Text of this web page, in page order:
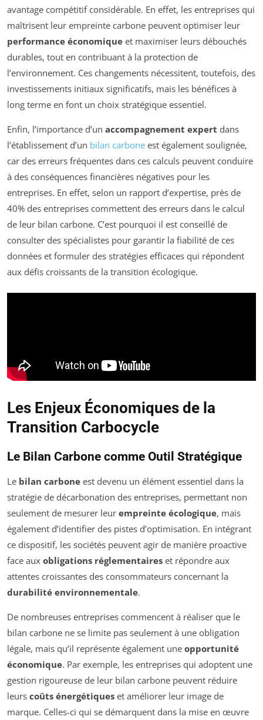
avantage compétitif considérable. En effet, les entreprises qui
maîtrisent leur empreinte carbone peuvent optimiser leur
performance économique et maximiser leurs débouchés
durables, tout en contribuant à la protection de
l’environnement. Ces changements nécessitent, toutefois, des
investissements initiaux significatifs, mais les bénéfices à
long terme en font un choix stratégique essentiel.
Enfin, l’importance d’un accompagnement expert dans
l’établissement d’un bilan carbone est également soulignée,
car des erreurs fréquentes dans ces calculs peuvent conduire
à des conséquences financières négatives pour les
entreprises. En effet, selon un rapport d’expertise, près de
40% des entreprises commettent des erreurs dans le calcul
de leur bilan carbone. C’est pourquoi il est conseillé de
consulter des spécialistes pour garantir la fiabilité de ces
données et formuler des stratégies efficaces qui répondent
aux défis croissants de la transition écologique.
Les Enjeux Économiques de la
Transition Carbocycle
Le Bilan Carbone comme Outil Stratégique
Le bilan carbone est devenu un élément essentiel dans la
stratégie de décarbonation des entreprises, permettant non
seulement de mesurer leur empreinte écologique, mais
également d’identifier des pistes d’optimisation. En intégrant
ce dispositif, les sociétés peuvent agir de manière proactive
face aux obligations réglementaires et répondre aux
attentes croissantes des consommateurs concernant la
durabilité environnementale.
De nombreuses entreprises commencent à réaliser que le
bilan carbone ne se limite pas seulement à une obligation
légale, mais qu’il représente également une opportunité
économique. Par exemple, les entreprises qui adoptent une
gestion rigoureuse de leur bilan carbone peuvent réduire
leurs coûts énergétiques et améliorer leur image de
marque. Celles-ci qui se démarquent dans la mise en œuvre